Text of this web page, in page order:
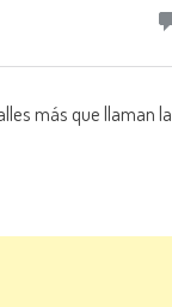
más que llaman